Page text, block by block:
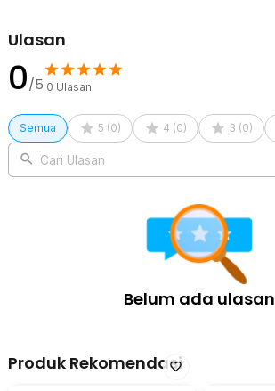
Ulasan
0/5 0 Ulasan
Semua 5 (0) 4 (0) 3 (0)
Cari Ulasan
Belum ada ulasan
Produk Rekomendasi